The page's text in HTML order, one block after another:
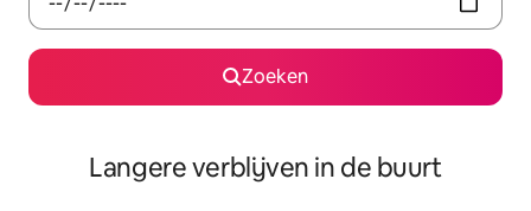
Zoeken
Langere verblijven in de buurt